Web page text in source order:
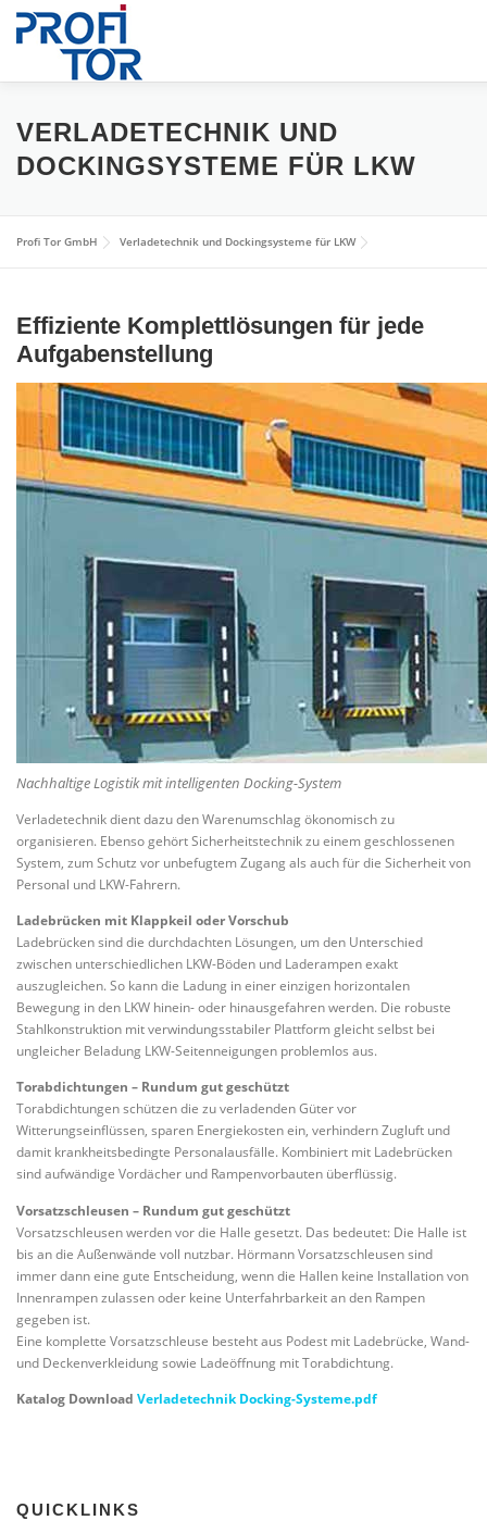
Zum
Inhalt
HOME INDUSTRIETORE FPS
VERLADETECHNIK UND
DOCKINGSYSTEME FÜR LKW
Profi Tor GmbH Verladetechnik und Dockingsysteme für LKW
Effiziente Komplettlösungen für jede
Aufgabenstellung
Nachhaltige Logistik mit intelligenten Docking-System
Verladetechnik dient dazu den Warenumschlag ökonomisch zu
organisieren. Ebenso gehört Sicherheitstechnik zu einem geschlossenen
System, zum Schutz vor unbefugtem Zugang als auch für die Sicherheit von
Personal und LKW-Fahrern.
Ladebrücken mit Klappkeil oder Vorschub
Ladebrücken sind die durchdachten Lösungen, um den Unterschied
zwischen unterschiedlichen LKW-Böden und Laderampen exakt
auszugleichen. So kann die Ladung in einer einzigen horizontalen
Bewegung in den LKW hinein- oder hinausgefahren werden. Die robuste
Stahlkonstruktion mit verwindungsstabiler Plattform gleicht selbst bei
ungleicher Beladung LKW-Seitenneigungen problemlos aus.
Torabdichtungen – Rundum gut geschützt
Torabdichtungen schützen die zu verladenden Güter vor
Witterungseinflüssen, sparen Energiekosten ein, verhindern Zugluft und
damit krankheitsbedingte Personalausfälle. Kombiniert mit Ladebrücken
sind aufwändige Vordächer und Rampenvorbauten überflüssig.
Vorsatzschleusen – Rundum gut geschützt
Vorsatzschleusen werden vor die Halle gesetzt. Das bedeutet: Die Halle ist
bis an die Außenwände voll nutzbar. Hörmann Vorsatzschleusen sind
immer dann eine gute Entscheidung, wenn die Hallen keine Installation von
Innenrampen zulassen oder keine Unterfahrbarkeit an den Rampen
gegeben ist.
Eine komplette Vorsatzschleuse besteht aus Podest mit Ladebrücke, Wand-
und Deckenverkleidung sowie Ladeöffnung mit Torabdichtung.
Katalog Download Verladetechnik Docking-Systeme.pdf
QUICKLINKS